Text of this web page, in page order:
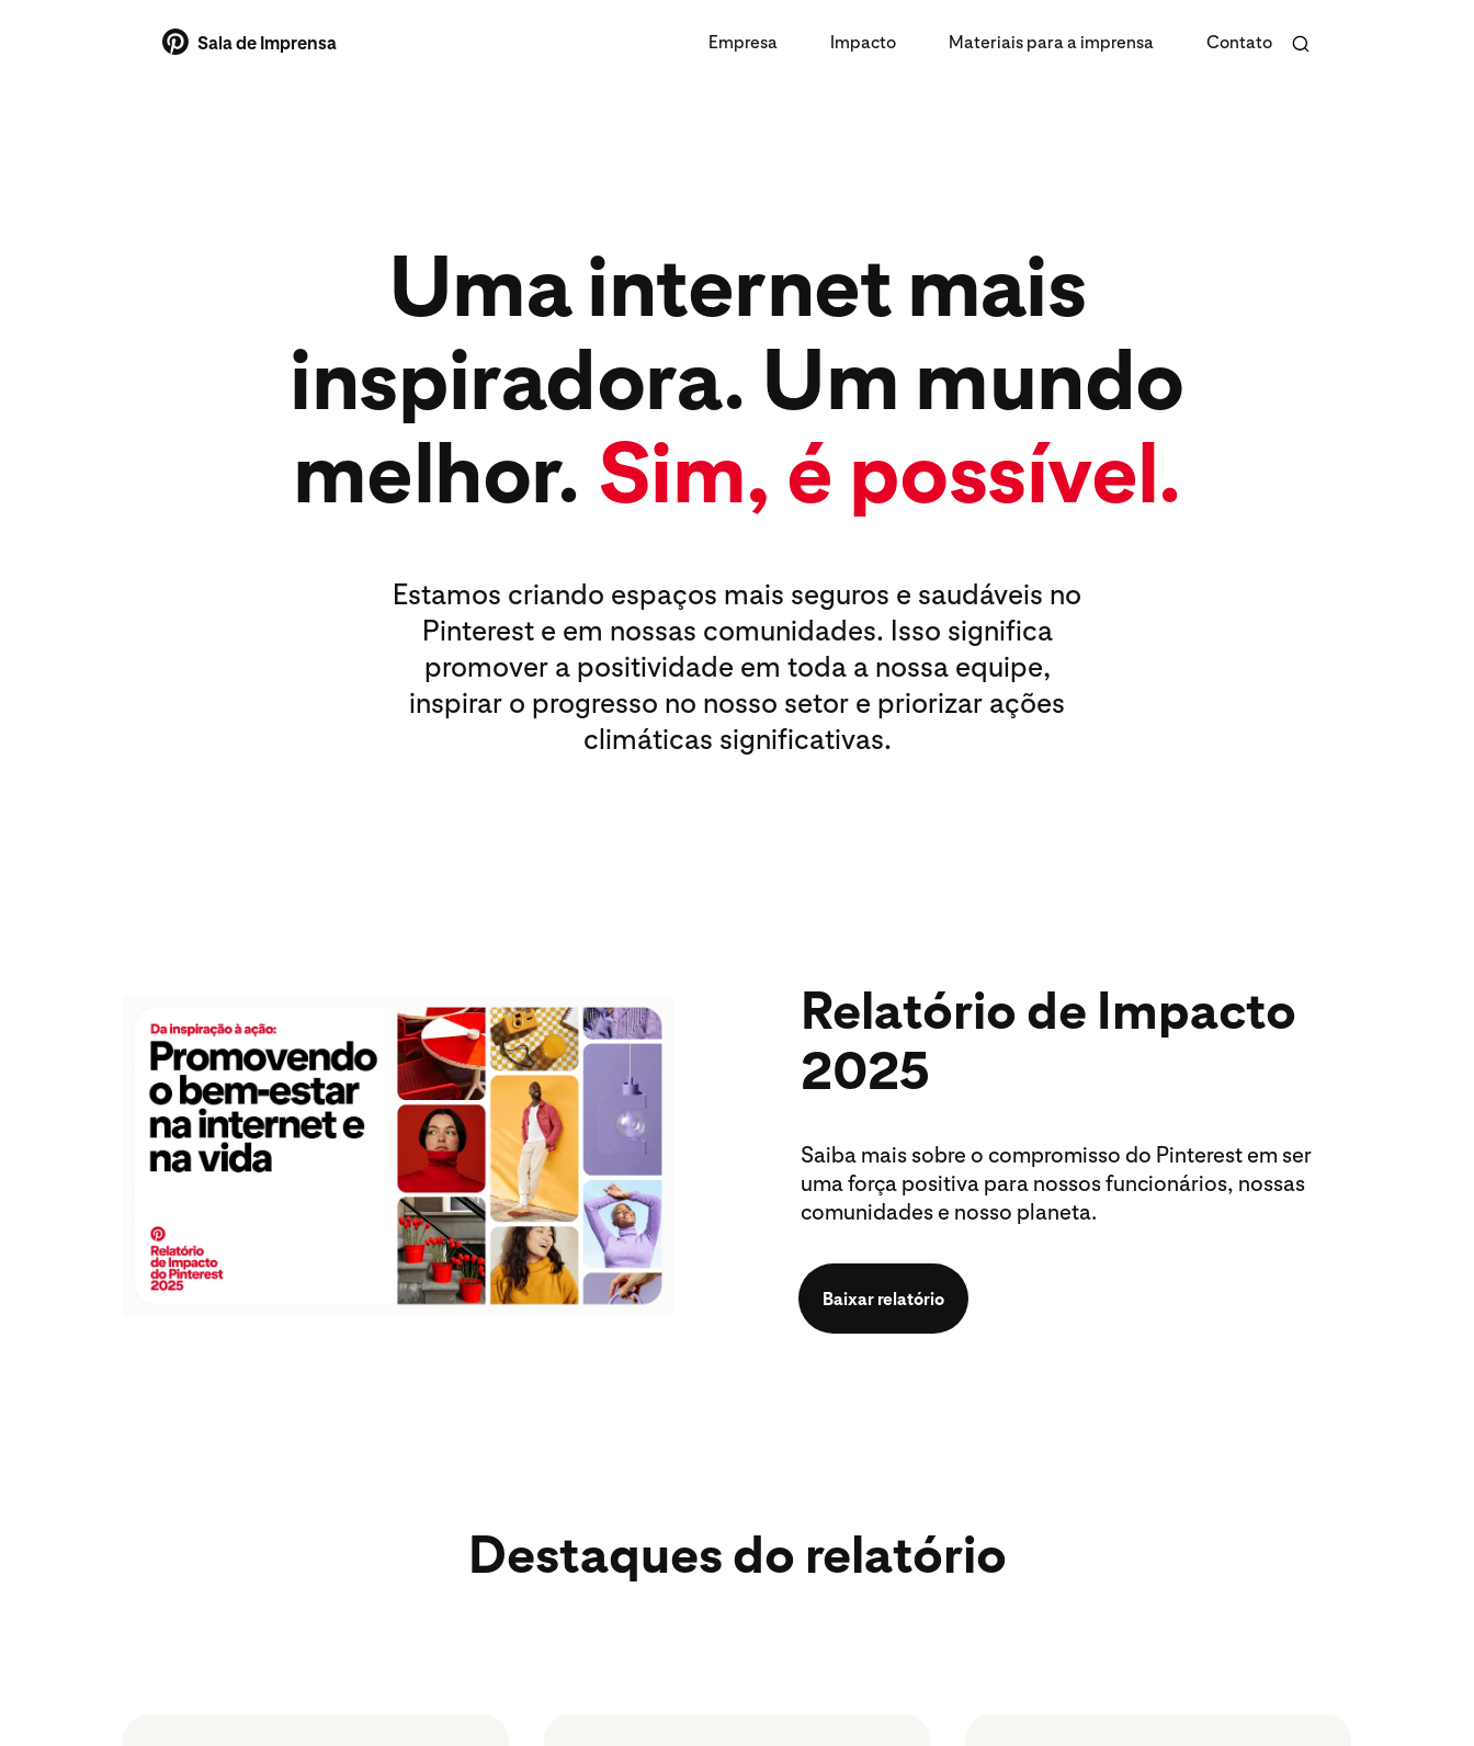
Sala de Imprensa Empresa Impacto Materiais para a imprensa Contato
Uma internet mais
inspiradora. Um mundo
melhor. Sim, é possível.
Estamos criando espaços mais seguros e saudáveis no
Pinterest e em nossas comunidades. Isso significa
promover a positividade em toda a nossa equipe,
inspirar o progresso no nosso setor e priorizar ações
climáticas significativas.
Relatório de Impacto
2025
Saiba mais sobre o compromisso do Pinterest em ser
uma força positiva para nossos funcionários, nossas
comunidades e nosso planeta.
Baixar relatório
Destaques do relatório